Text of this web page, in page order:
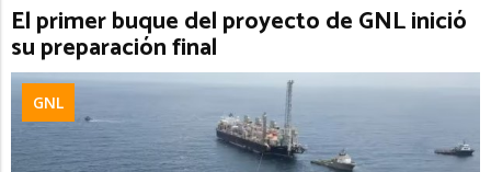
El primer buque del proyecto de GNL inició
su preparación final
GNL